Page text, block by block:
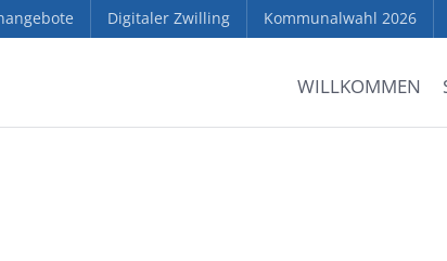
Digitaler Zwilling Kommunalwahl 2026
WILLKOMMEN